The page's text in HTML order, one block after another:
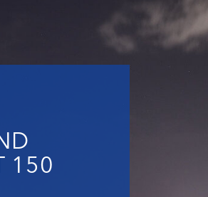
150